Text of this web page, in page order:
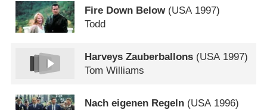
Fire Down Below(USA 1997)
Todd
Harveys Zauberballons (USA1997)
Tom Williams
Nach eigenen Regeln (USA1996)